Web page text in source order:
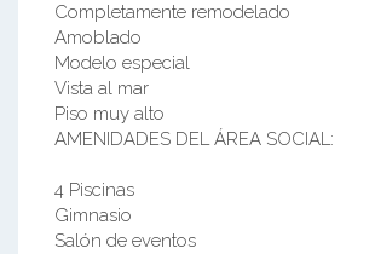
Completamente remodelado
Amoblado
Modelo especial
Vista al mar
Piso muy alto
AMENIDADES DEL ÁREA SOCIAL:
4 Piscinas
Gimnasio
Salón de eventos